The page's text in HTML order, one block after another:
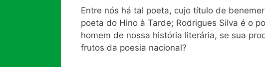
Entre nós há tal poeta, cujo título de
poeta do Hino à Tarde; Rodrigues Silva é o
homem de nossa história literária, se sua
frutos da poesia nacional?